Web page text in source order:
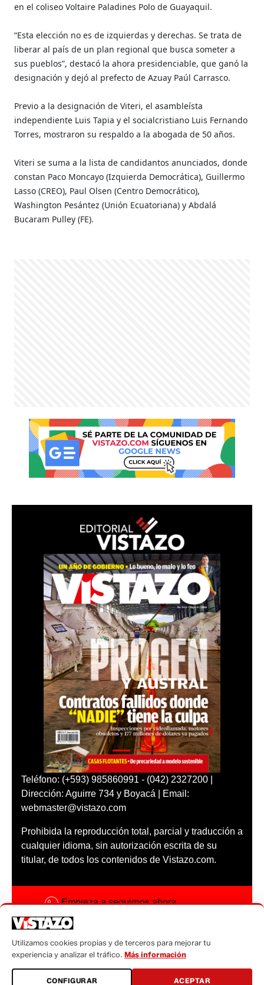
en el coliseo Voltaire Paladines Polo de Guayaquil.
“Esta elección no es de izquierdas y derechas. Se trata de
liberar al país de un plan regional que busca someter a
sus pueblos”, destacó la ahora presidenciable, que ganó la
designación y dejó al prefecto de Azuay Paúl Carrasco.
Previo a la designación de Viteri, el asambleísta
independiente Luis Tapia y el socialcristiano Luis Fernando
Torres, mostraron su respaldo a la abogada de 50 años.
Viteri se suma a la lista de candidantos anunciados, donde
constan Paco Moncayo (Izquierda Democrática), Guillermo
Lasso (CREO), Paul Olsen (Centro Democrático),
Washington Pesántez (Unión Ecuatoriana) y Abdalá
Bucaram Pulley (FE).
Teléfono: (+593) 985860991 - (042) 2327200 |
Dirección: Aguirre 734 y Boyacá | Email:
webmaster@vistazo.com
Prohibida la reproducción total, parcial y traducción a
cualquier idioma, sin autorización escrita de su
titular, de todos los contenidos de Vistazo.com.
Empieza a seguirnos ahora
Código ética
Sugerencias a:
sugerencias@vistazo.com
Utilizamos cookies propias y de terceros para mejorar tu
experiencia y analizar el tráfico. Más información
CONFIGURAR ACEPTAR